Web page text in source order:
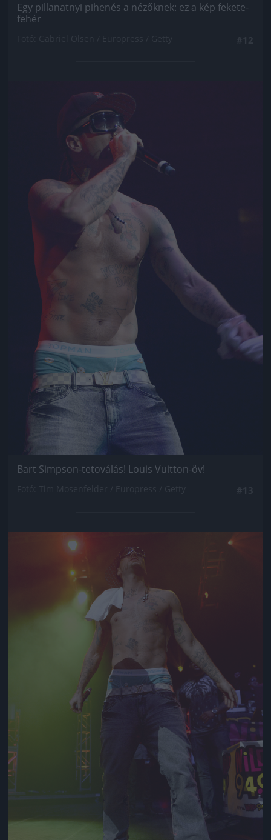
Egy pillanatnyi pihenés a nézőknek: ez a kép fekete-
fehér
Jön még kép!
Bart Simpson-tetoválás! Louis Vuitton-öv!
Jön még kép!